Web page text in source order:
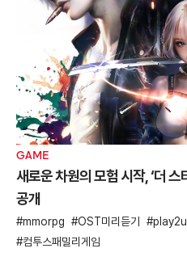
GAME
새로운 차원의 모험 시작, ‘더
공개
mmorpg OST미리듣기
컴투스패밀리게임